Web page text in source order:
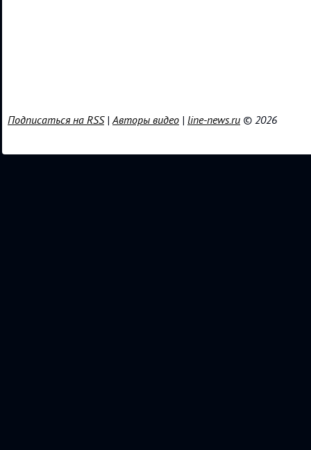
Подписаться на RSS|Авторы видео | line-news.ru © 2026